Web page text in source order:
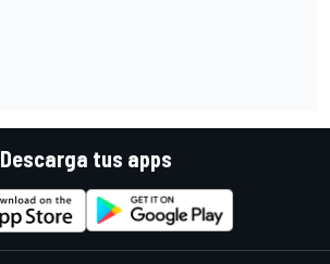
Descarga tus apps